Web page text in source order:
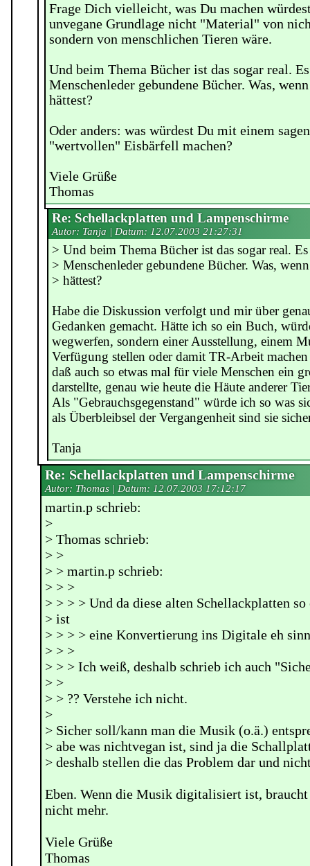
Frage Dich vielleicht, was Du machen
unvegane Grundlage nicht "Material" von
sondern von menschlichen Tieren wäre.
Und beim Thema Bücher ist das sogar real.
Menschenleder gebundene Bücher. Was,
hättest?
Oder anders: was würdest Du mit einem
"wertvollen" Eisbärfell machen?
Viele Grüße
Thomas
Re: Schellackplatten und Lampenschirme
Autor: Tanja | Datum: 12.07.2003 21:27:31
> Und beim Thema Bücher ist das sogar real.
> Menschenleder gebundene Bücher. Was,
> hättest?
Habe die Diskussion verfolgt und mir über
Gedanken gemacht. Hätte ich so ein Buch,
wegwerfen, sondern einer Ausstellung, einem
Verfügung stellen oder damit TR-Arbeit
daß auch so etwas mal für viele Menschen ein
darstellte, genau wie heute die Häute anderer
Als "Gebrauchsgegenstand" würde ich so was
als Überbleibsel der Vergangenheit sind sie
Tanja
Re: Schellackplatten und Lampenschirme
Autor: Thomas | Datum: 12.07.2003 17:12:17
martin.p schrieb:
>
> Thomas schrieb:
> >
> > martin.p schrieb:
> > >
> > > > Und da diese alten Schellackplatten
> ist
> > > > eine Konvertierung ins Digitale eh
> > >
> > > Ich weiß, deshalb schrieb ich auch
> >
> > ?? Verstehe ich nicht.
>
> Sicher soll/kann man die Musik (o.ä.)
> abe was nichtvegan ist, sind ja die
> deshalb stellen die das Problem dar und
Eben. Wenn die Musik digitalisiert ist,
nicht mehr.
Viele Grüße
Thomas